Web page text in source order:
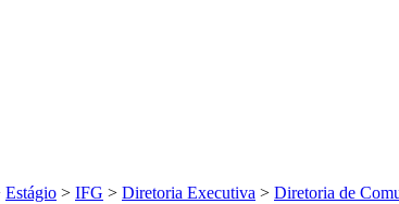
Estágio > IFG > Diretoria Executiva > Diretoria de